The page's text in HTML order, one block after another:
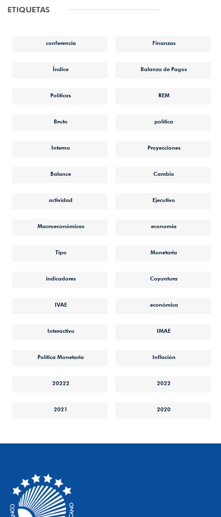
ETIQUETAS
conferencia Finanzas
Índice Balanza de Pagos
Políticas REM
Bruto política
Interno Proyecciones
Balance Cambio
actividad Ejecutivo
Macroeconómicas economía
Tipo Monetaria
indicadores Coyuntura
IVAE económica
Interactivo IMAE
Política Monetaria Inflación
20222 2022
2021 2020